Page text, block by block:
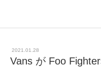
2021.01.28
Vans が Foo